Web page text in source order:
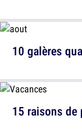
15 raisons de
10 galères